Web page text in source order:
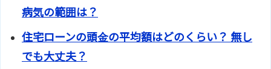
病気の範囲は？
住宅ローンの頭金の平均額はどのくらい？ 無し
でも大丈夫？